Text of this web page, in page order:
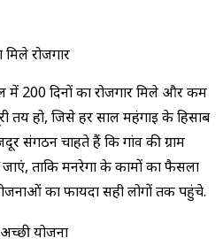
रोजगार
में 200 दिनों का रोजगार मिले और कम
हो, जिसे हर साल महंगाई के हिसाब
संगठन चाहते हैं कि गांव की ग्राम
ताकि मनरेगा के कामों का फैसला
का फायदा सही लोगों तक पहुंचे.
अच्छी योजना